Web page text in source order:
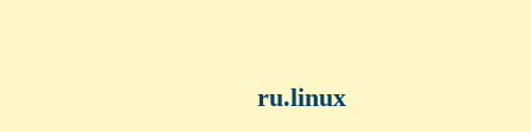
ru.linux